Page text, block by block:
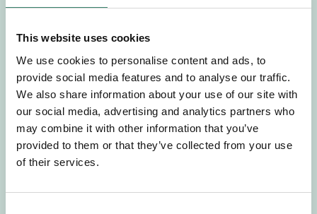
This website uses cookies
We use cookies to personalise content and ads, to
provide social media features and to analyse our traffic.
We also share information about your use of our site with
our social media, advertising and analytics partners who
may combine it with other information that you’ve
provided to them or that they’ve collected from your use
of their services.
Välj yrkesroll
Välj önskat arbetsområde
Välj önskad anställningsform
+46